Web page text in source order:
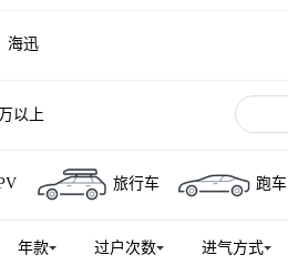
普
海迅
以上
旅行车 跑车
年款 过户次数 进气方式